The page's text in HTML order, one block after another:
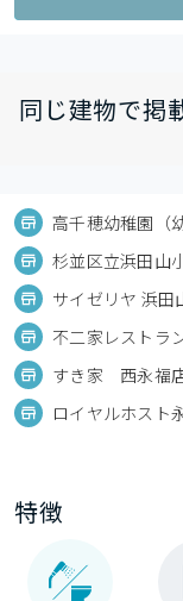
同じ建物で掲
高千穂幼稚園（
杉並区立浜田山
サイゼリヤ 浜田
不二家レストラ
すき家 西永福
ロイヤルホスト
特徴